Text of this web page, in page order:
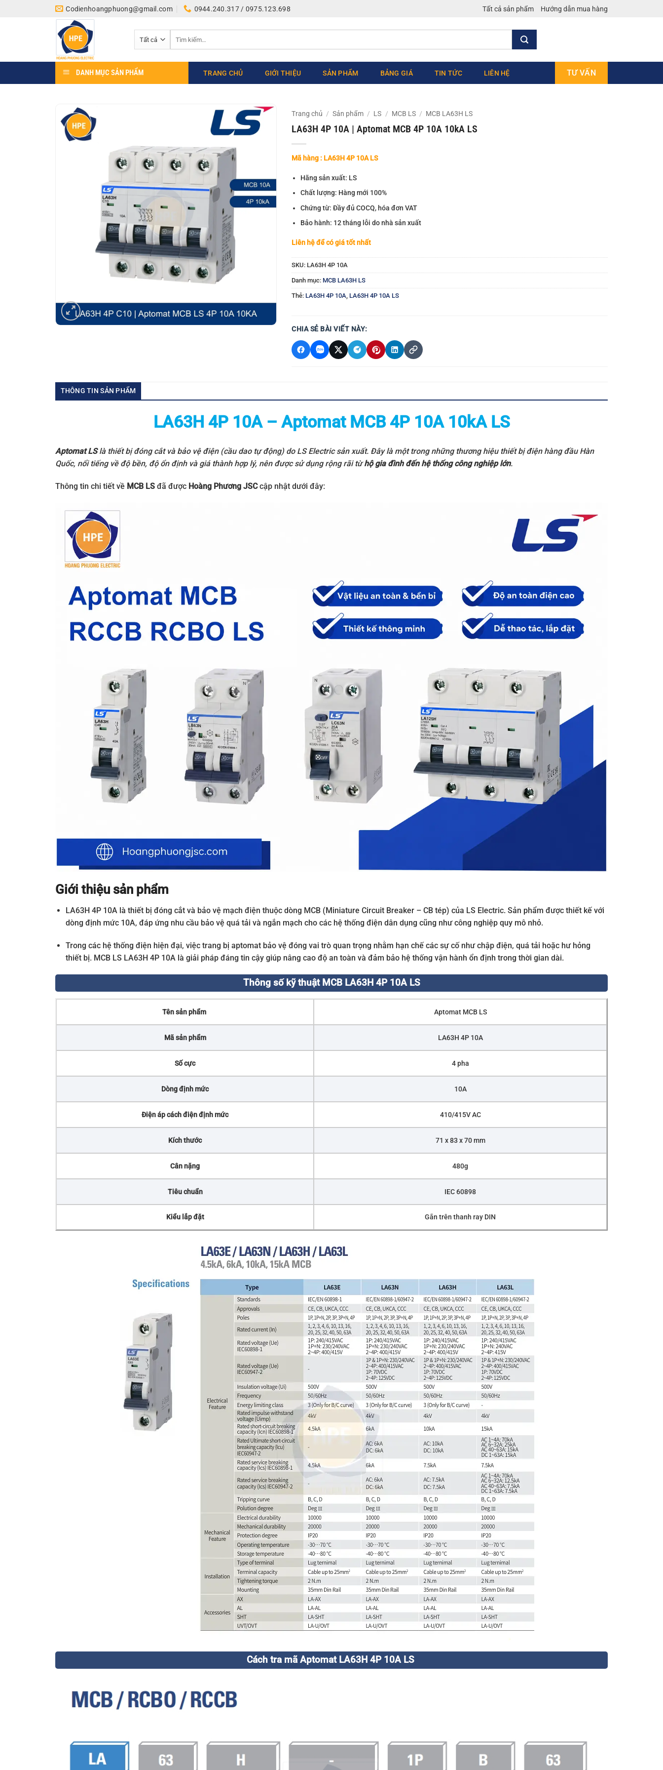
Codienhoangphuong@gmail.com 0944.240.317 / 0975.123.698 Tất cả sản phẩm Hướng dẫn mua hàng
kiếm:
DANH MỤC SẢN PHẨM TRANG CHỦ GIỚI THIỆU SẢN PHẨM BẢNG GIÁ TIN TỨC LIÊN HỆ TƯ VẤN
Trang chủ / Sản phẩm / LS / MCB LS / MCB LA63H LS
LA63H 4P 10A | Aptomat MCB 4P 10A 10kA LS
Mã hàng : LA63H 4P 10A LS
Hãng sản xuất: LS
Chất lượng: Hàng mới 100%
Chứng từ: Đầy đủ COCQ, hóa đơn VAT
Bảo hành: 12 tháng lỗi do nhà sản xuất
Liên hệ để có giá tốt nhất
SKU: LA63H 4P 10A
Danh mục: MCB LA63H LS
Thẻ: LA63H 4P 10A LA63H 4P 10A LS
CHIA SẺ BÀI VIẾT NÀY:
THÔNG TIN SẢN PHẨM
LA63H 4P 10A – Aptomat MCB 4P 10A 10kA LS
Aptomat LSlà thiết bị đóng cắt và bảo vệ điện (cầu dao tự động) do LS Electricsản xuất. Đây là một trong những thương hiệu thiết bị điện hàng đầu Hàn
Quốc, nổi tiếng về độ bền, độ ổn định và giá thành hợp lý, nên được sử dụng rộng rãi từhộ gia đình đến hệ thống công nghiệp lớn.
Thông tin chi tiết về MCB LS đã được Hoàng Phương JSCcập nhật dưới đây:
Giới thiệu sản phẩm
LA63H 4P 10A là thiết bị đóng cắt và bảo vệ mạch điện thuộc dòng MCB (Miniature Circuit Breaker – CB tép) của LS Electric. Sản phẩm được thiết kế với
dòng định mức 10A, đáp ứng nhu cầu bảo vệ quá tải và ngắn mạch cho các hệ thống điện dân dụng cũng như công nghiệp quy mô nhỏ.
Trong các hệ thống điện hiện đại, việc trang bị aptomat bảo vệ đóng vai trò quan trọng nhằm hạn chế các sự cố như chập điện, quá tải hoặc hư hỏng
thiết bị. MCB LS LA63H 4P 10A là giải pháp đáng tin cậy giúp nâng cao độ an toàn và đảm bảo hệ thống vận hành ổn định trong thời gian dài.
Thông số kỹ thuật MCB LA63H 4P 10A LS
Tên sản phẩm Aptomat MCB LS
Mã sản phẩm LA63H 4P 10A
Số cực 4 pha
Dòng định mức 10A
Điện áp cách điện định mức 410/415V AC
Kích thước 71 x 83 x 70 mm
Cân nặng 480g
Tiêu chuẩn IEC 60898
Kiểu lắp đặt Gắn trên thanh ray DIN
Cách tra mã Aptomat LA63H 4P 10A LS